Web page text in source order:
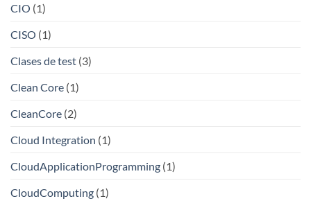
CIO (1)
CISO (1)
Clases de test (3)
Clean Core (1)
CleanCore (2)
Cloud Integration (1)
CloudApplicationProgramming (1)
CloudComputing (1)